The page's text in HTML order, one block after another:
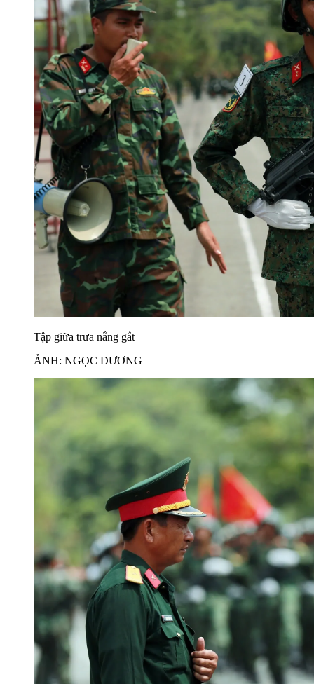
Tập giữa trưa nắng gắt
ẢNH: NGỌC DƯƠNG